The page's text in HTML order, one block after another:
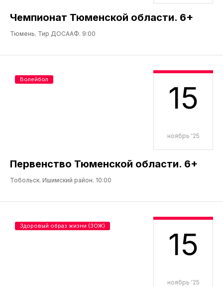
Чемпионат Тюменской области. 6+
Тюмень. Тир ДОСААФ. 9:00
15
ноябрь '25
Первенство Тюменской области. 6+
Тобольск. Ишимский район. 10:00
Волейбол
15
ноябрь '25
Здоровый образ жизни (ЗОЖ)